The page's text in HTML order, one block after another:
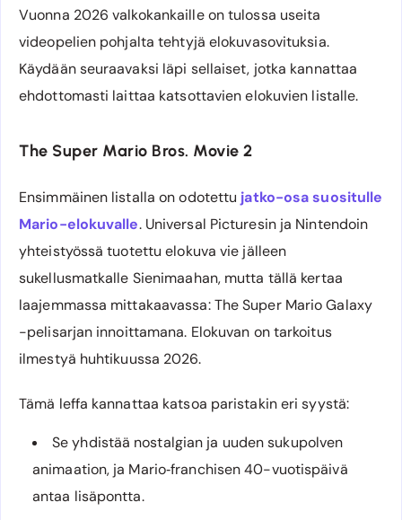
Vuonna 2026 valkokankaille on tulossa useita
videopelien pohjalta tehtyjä elokuvasovituksia.
Käydään seuraavaksi läpi sellaiset, jotka kannattaa
ehdottomasti laittaa katsottavien elokuvien listalle.
The Super Mario Bros. Movie 2
Ensimmäinen listalla on odotettu jatko-osa suositulle
Mario-elokuvalle. Universal Picturesin ja Nintendoin
yhteistyössä tuotettu elokuva vie jälleen
sukellusmatkalle Sienimaahan, mutta tällä kertaa
laajemmassa mittakaavassa: The Super Mario Galaxy
-pelisarjan innoittamana. Elokuvan on tarkoitus
ilmestyä huhtikuussa 2026.
Tämä leffa kannattaa katsoa paristakin eri syystä:
Se yhdistää nostalgian ja uuden sukupolven
animaation, ja Mario‐franchisen 40-vuotispäivä
antaa lisäpontta.